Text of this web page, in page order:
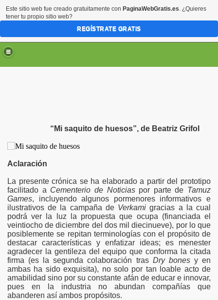
“Mi saquito de huesos”, de Beatriz Grifol
Aclaración
La presente crónica se ha elaborado a partir del prototipo
facilitado a Cementerio de Noticiaspor parte de Tamuz
Games, incluyendo algunos pormenores informativos e
ilustrativos de la campaña de Verkamigracias a la cual
podrá ver la luz la propuesta que ocupa (financiada el
veintiocho de diciembre del dos mil diecinueve), por lo que
posiblemente se repitan terminologías con el propósito de
destacar características y enfatizar ideas; es menester
agradecer la gentileza del equipo que conforma la citada
firma (es la segunda colaboración tras Dry bonesy en
ambas ha sido exquisita), no solo por tan loable acto de
amabilidad sino por su constante afán de educar e innovar,
pues en la industria no abundan compañías que
abanderen así ambos propósitos.
Este sitio web fue creado gratuitamente con PaginaWebGratis.es. ¿Quieres
tener tu propio sitio web?
REGÍSTRATE GRATIS